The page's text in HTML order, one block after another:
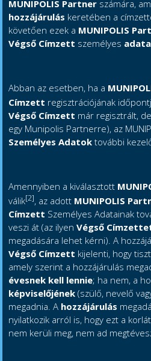
MUNIPOLIS Partner számára,
hozzájárulás keretében a
követően ezek a MUNIPOLIS
Végső Címzett személyes
Abban az esetben, ha a
Címzett regisztrációjának
Végső Címzett már regisztrált,
egy Munipolis Partnerre), az
Személyes Adatok további
Amennyiben a kiválasztott
válik[2], az adott MUNIPOLIS
Címzett Személyes Adatainak
veszi át (az ilyenVégső
megadására lehet kérni). A
Végső Címzett kijelenti, hogy
amely szerint a hozzájárulás
évesnek kell lennie; ha nem, a
képviselőjének (szülő, nevelő
megadnia. A hozzájárulás
nyilatkozik arról is, hogy ezt a
nem kerüli meg, nem ad